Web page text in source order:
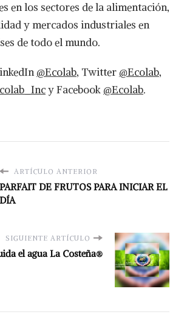
en los sectores de la alimentación,
y mercados industriales en
de todo el mundo.
@Ecolab, Twitter @Ecolab,
y Facebook @Ecolab.
ARTÍCULO ANTERIOR
PARFAIT DE FRUTOS PARA INICIAR EL
DÍA
SIGUIENTE ARTÍCULO
el agua La Costeña®